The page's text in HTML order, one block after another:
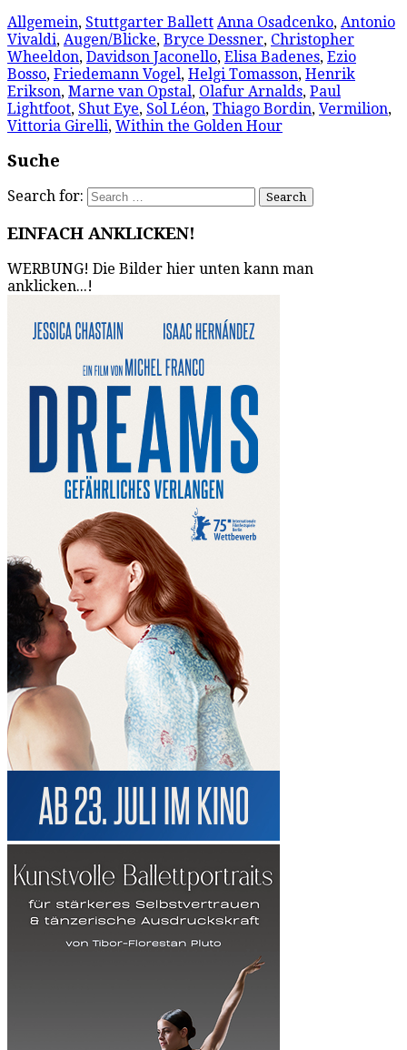
Allgemein, Stuttgarter Ballett Anna Osadcenko, Antonio
Vivaldi, Augen/Blicke, Bryce Dessner, Christopher
Wheeldon, Davidson Jaconello, Elisa Badenes, Ezio
Bosso, Friedemann Vogel, Helgi Tomasson, Henrik
Erikson, Marne van Opstal, Olafur Arnalds, Paul
Lightfoot, Shut Eye, Sol Léon, Thiago Bordin, Vermilion,
Vittoria Girelli, Within the Golden Hour
Suche
Search for:
EINFACH ANKLICKEN!
WERBUNG! Die Bilder hier unten kann man
anklicken...!